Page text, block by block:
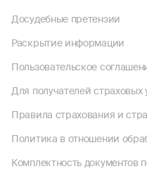
Досудебные претензии
Раскрытие информации
Пользовательское
Для получателей страховых
Правила страхования и
Политика в отношении
Комплектность документов